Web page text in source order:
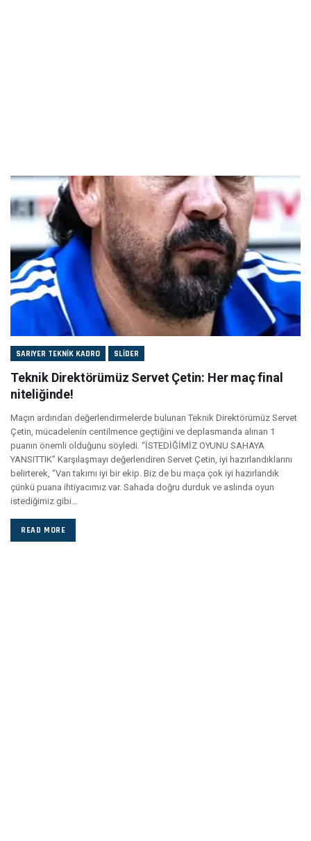
SARIYER TEKNIK KADRO SLIDER
Teknik Direktörümüz Servet Çetin: Her maç final
niteliğinde!
Maçın ardından değerlendirmelerde bulunan Teknik Direktörümüz Servet
Çetin, mücadelenin centilmence geçtiğini ve deplasmanda alınan 1
puanın önemli olduğunu söyledi. “İSTEDİĞİMİZ OYUNU SAHAYA
YANSITTIK” Karşılaşmayı değerlendiren Servet Çetin, iyi hazırlandıklarını
belirterek, “Van takımı iyi bir ekip. Biz de bu maça çok iyi hazırlandık
çünkü puana ihtiyacımız var. Sahada doğru durduk ve aslında oyun
istediğimiz gibi...
READ MORE